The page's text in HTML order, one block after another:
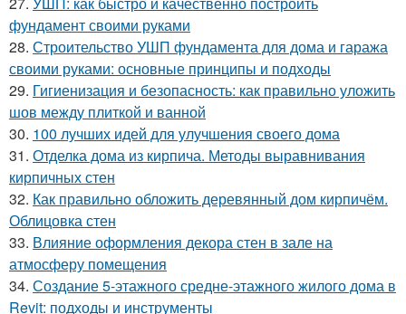
фундамент своими руками
28. Строительство УШП фундамента для дома и гаража
своими руками: основные принципы и подходы
29. Гигиенизация и безопасность: как правильно уложить
шов между плиткой и ванной
30. 100 лучших идей для улучшения своего дома
31. Отделка дома из кирпича. Методы выравнивания
кирпичных стен
32. Как правильно обложить деревянный дом кирпичём.
Облицовка стен
33. Влияние оформления декора стен в зале на
атмосферу помещения
34. Создание 5-этажного средне-этажного жилого дома в
Revit: подходы и инструменты